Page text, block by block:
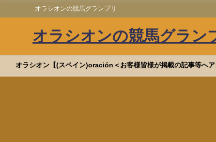
オラシオンの競馬グランプリ
オラシオンの競馬グラン
オラシオン【(スペイン)oración＜お客様皆様が掲載の記事等へ